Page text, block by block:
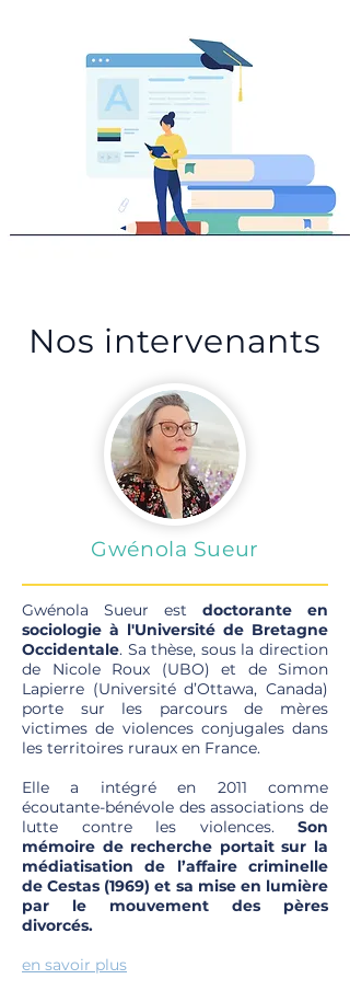
Nos intervenants
Gwénola Sueur
Gwénola Sueur est doctorante en
sociologie à l'Université de Bretagne
Occidentale. Sa thèse, sous la direction
de Nicole Roux (UBO) et de Simon
Lapierre (Université d’Ottawa, Canada)
porte sur les parcours de mères
victimes de violences conjugales dans
les territoires ruraux en France.
Elle a intégré en 2011 comme
écoutante-bénévole des associations de
lutte contre les violences. Son
mémoire de recherche portait sur la
médiatisation de l’affaire criminelle
de Cestas (1969) et sa mise en lumière
par le mouvement des pères
divorcés.
en savoir plus